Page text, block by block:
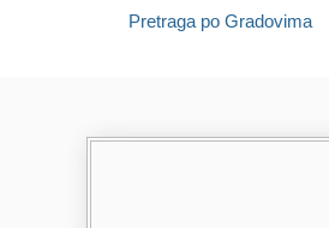
Pretraga po Gradovima